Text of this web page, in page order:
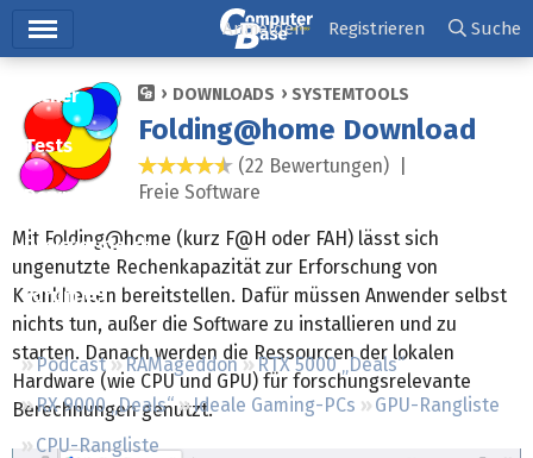
Ticker
Tests
Downloads
Preisvergleich
Forum
Podcast RAMageddon
RTX 5000 „Deals“
RX 9000 „Deals“
Ideale Gaming-PCs
GPU-Rangliste
CPU-Rangliste
Anmelden Registrieren Suche
DOWNLOADS SYSTEMTOOLS
Folding@home Download
4,5 Sterne
(22 Bewertungen) |
Freie Software
Mit Folding@home (kurz F@H oder FAH) lässt sich
ungenutzte Rechenkapazität zur Erforschung von
Krankheiten bereitstellen. Dafür müssen Anwender selbst
nichts tun, außer die Software zu installieren und zu
starten. Danach werden die Ressourcen der lokalen
Hardware (wie CPU und GPU) für forschungsrelevante
Berechnungen genutzt.